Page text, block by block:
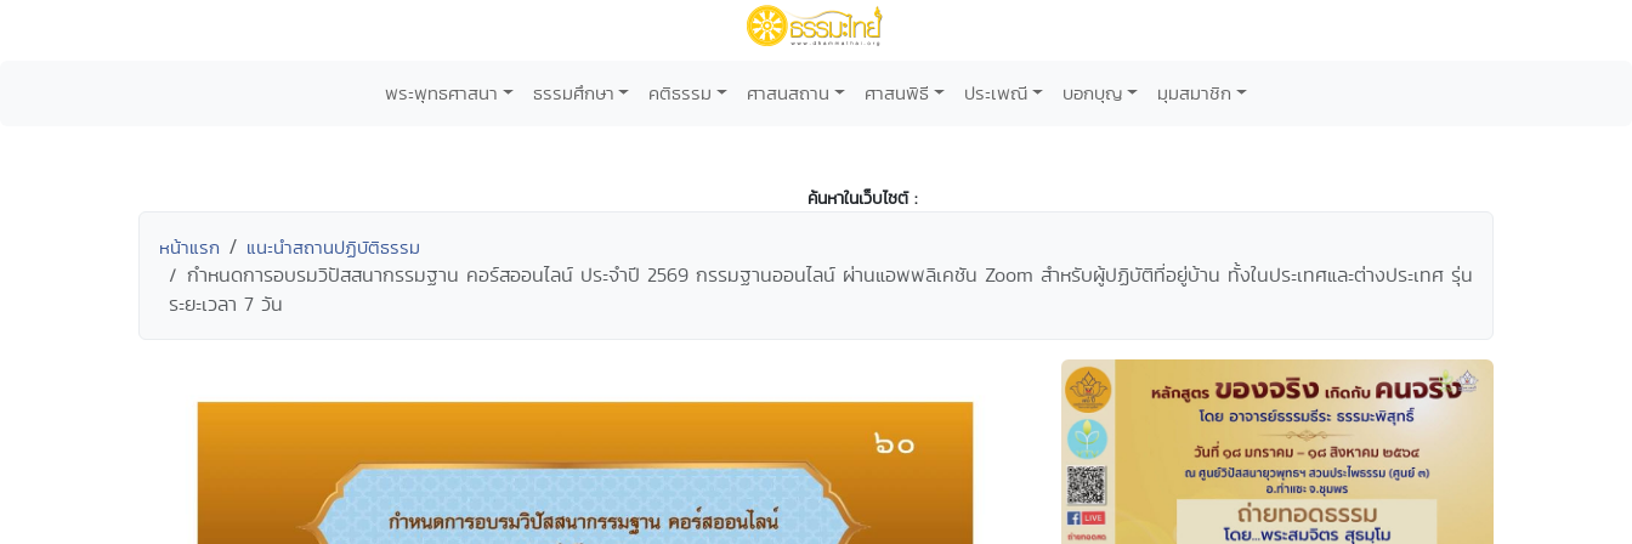
พระพุทธศาสนา ธรรมศึกษา คติธรรม ศาสนสถาน ศาสนพิธี ประเพณี บอกบุญ มุมสมาชิก
ค้นหาในเว็บไซต์ :
หน้าแรก แนะนำสถานปฏิบัติธรรม
กำหนดการอบรมวิปัสสนากรรมฐาน คอร์สออนไลน์ ประจำปี 2569 กรรมฐานออนไลน์ ผ่านแอพพลิเคชัน Zoom สำหรับผู้ปฏิบัติที่อยู่บ้าน ทั้งในประเทศและต่างประเทศ รุ่น
ระยะเวลา 7 วัน